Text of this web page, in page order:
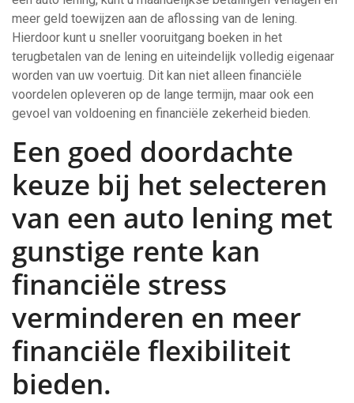
meer geld toewijzen aan de aflossing van de lening.
Hierdoor kunt u sneller vooruitgang boeken in het
terugbetalen van de lening en uiteindelijk volledig eigenaar
worden van uw voertuig. Dit kan niet alleen financiële
voordelen opleveren op de lange termijn, maar ook een
gevoel van voldoening en financiële zekerheid bieden.
Een goed doordachte
keuze bij het selecteren
van een auto lening met
gunstige rente kan
financiële stress
verminderen en meer
financiële flexibiliteit
bieden.